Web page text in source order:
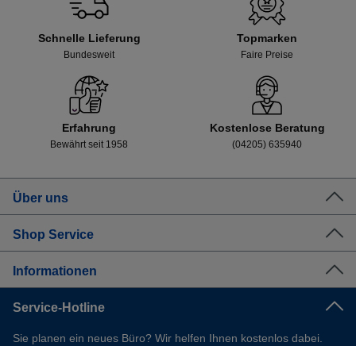
Schnelle Lieferung
Bundesweit
Topmarken
Faire Preise
Erfahrung
Bewährt seit 1958
Kostenlose Beratung
(04205) 635940
Über uns
Shop Service
Informationen
Service-Hotline
Sie planen ein neues Büro? Wir helfen Ihnen kostenlos dabei.